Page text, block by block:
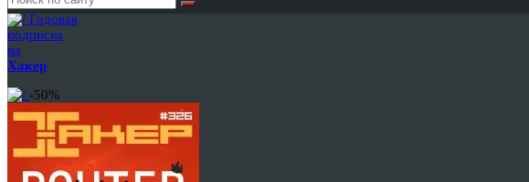
Годовая
подписка
на
Хакер
-50%